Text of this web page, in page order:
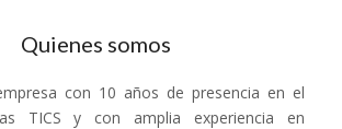
Quienes somos
con 10 años de presencia en el
TICS y con amplia experiencia en